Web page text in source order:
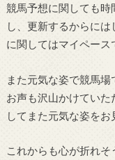
競馬予想に関しても時
し、更新するからに
に関してはマイペース
また元気な姿で競馬
お声も沢山かけてい
してまた元気な姿をお
これからも心が折れ